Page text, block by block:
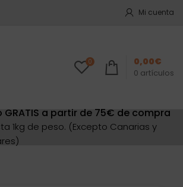
Mi cuenta
0
0 artículos
0,00€
GRATIS a partir de 75€ de compra
1kg de peso. (Excepto Canarias y